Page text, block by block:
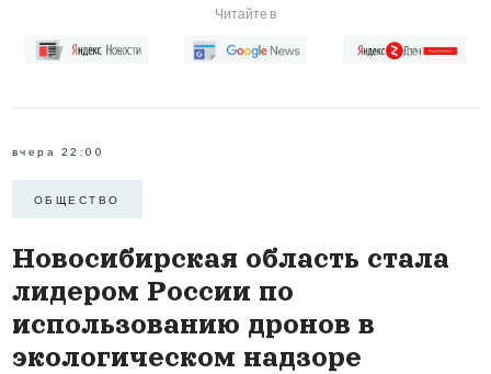
Читайте в
вчера 22:00
ОБЩЕСТВО
Новосибирская область стала
лидером России по
использованию дронов в
экологическом надзоре